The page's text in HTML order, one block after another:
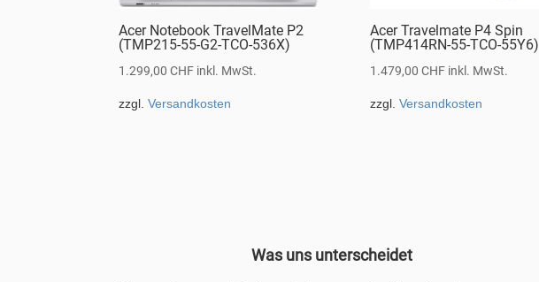
Acer Notebook TravelMate P2
(TMP215-55-G2-TCO-536X)
1.299,00CHF inkl. MwSt.
zzgl.Versandkosten
Acer Travelmate P4 Spin
(TMP414RN-55-TCO-55Y6)
1.479,00 CHF inkl. MwSt.
zzgl. Versandkosten
Was uns unterscheidet